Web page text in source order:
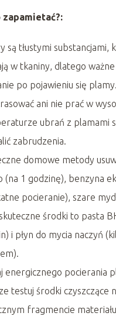
zapamietać?:
są tłustymi substancjami,
w tkaniny, dlatego
po pojawieniu się plamy.
ani nie prać w
ubrań z plamami
zabrudzenia.
domowe metody
(na 1 godzinę), benzyna
pocieranie), szare
środki to pasta
i płyn do mycia naczyń
energicznego pocierania
testuj środki czyszczące
fragmencie